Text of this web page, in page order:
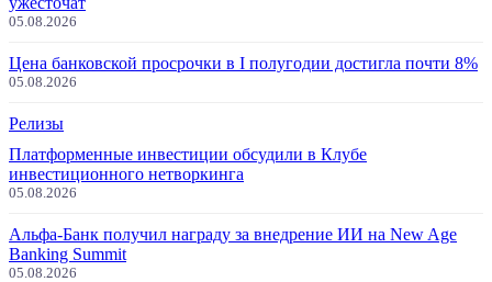
05.08.2026
Цена банковской просрочки в I полугодии достигла почти 8%
05.08.2026
Релизы
Платформенные инвестиции обсудили в Клубе
инвестиционного нетворкинга
05.08.2026
Альфа-Банк получил награду за внедрение ИИ на New Age
Banking Summit
05.08.2026